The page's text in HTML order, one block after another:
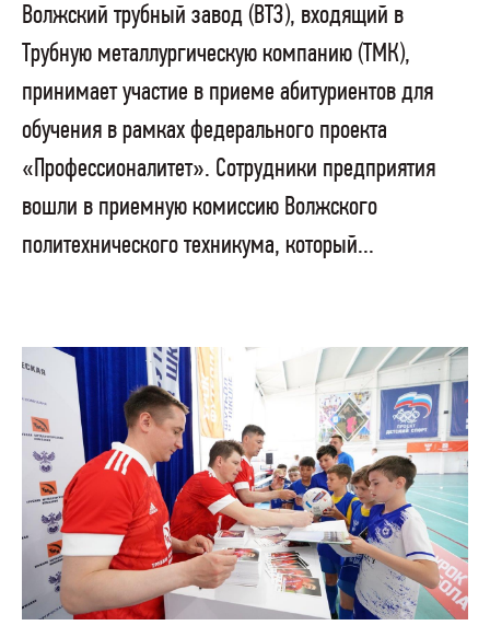
Волжский трубный завод (ВТЗ), входящий в
Трубную металлургическую компанию (ТМК),
принимает участие в приеме абитуриентов для
обучения в рамках федерального проекта
«Профессионалитет». Сотрудники предприятия
вошли в приемную комиссию Волжского
политехнического техникума, который...